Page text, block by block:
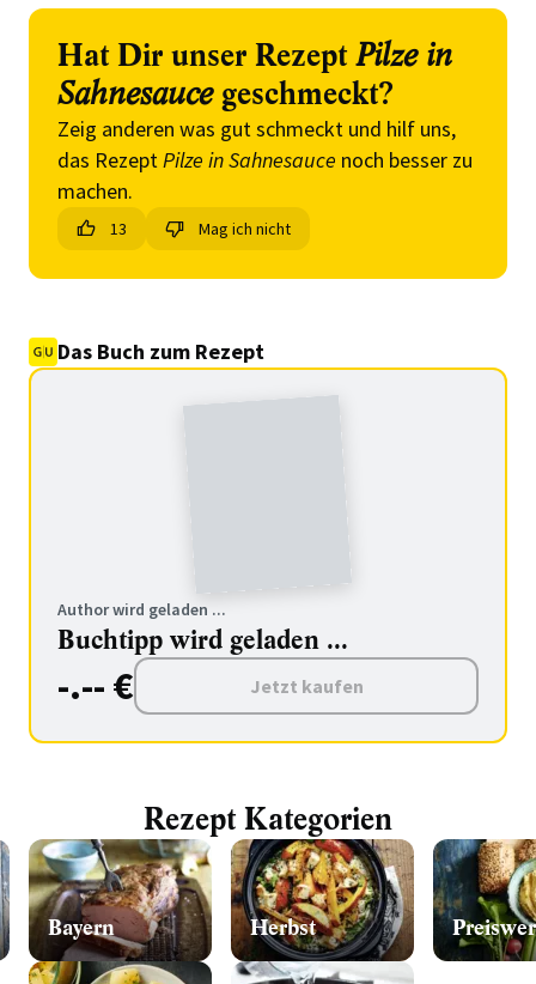
Hat Dir unser Rezept Pilze in
Sahnesaucegeschmeckt?
Zeig anderen was gut schmeckt und hilf uns,
das RezeptPilze in Sahnesauce noch besser zu
machen.
13 Mag ich nicht
Das Buch zum Rezept
Author wird geladen ...
Buchtipp wird geladen ...
-.-- € Jetzt kaufen
Rezept Kategorien
Bayern Herbst